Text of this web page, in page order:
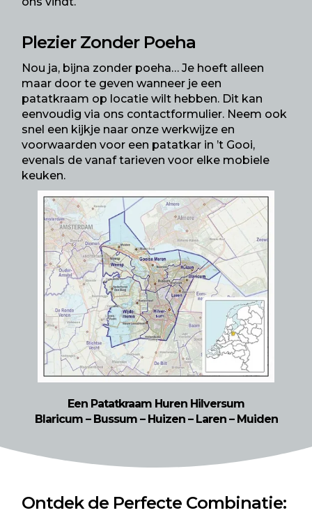
Plezier Zonder Poeha
Nou ja, bijna zonder poeha… Je hoeft alleen
maar door te geven wanneer je een
patatkraam op locatie wilt hebben. Dit kan
eenvoudig via ons contactformulier. Neem ook
snel een kijkje naar onze werkwijze en
voorwaarden voor een patatkar in ’t Gooi,
evenals de vanaf tarieven voor elke mobiele
keuken.
Een Patatkraam Huren Hilversum
Blaricum– Bussum– Huizen– Laren– Muiden
Ontdek de Perfecte Combinatie: